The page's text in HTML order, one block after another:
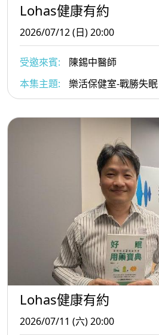
Lohas健康有約
2026/07/12 (日) 20:00
受邀來賓:
陳錫中醫師
本集主題:
樂活保健室-戰勝失眠
Lohas健康有約
2026/07/11 (六) 20:00